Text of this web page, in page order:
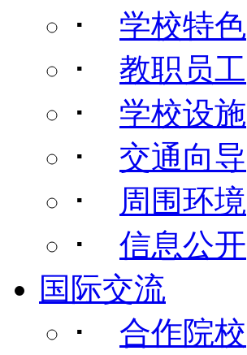
･ 学校特色
･ 教职员工
･ 学校设施
･ 交通向导
･ 周围环境
･ 信息公开
国际交流
･ 合作院校